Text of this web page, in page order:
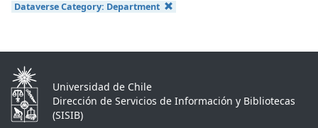
Dataverse Category: Department
Universidad de Chile
Dirección de Servicios de Información y Bibliotecas
(SISIB)